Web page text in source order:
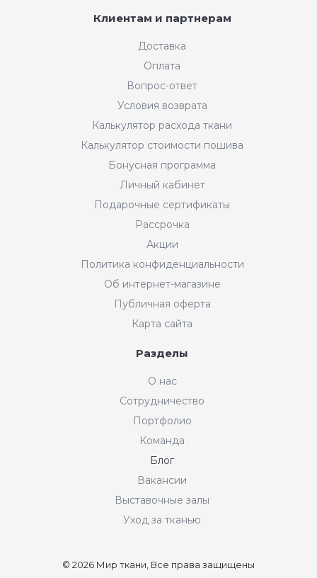
Клиентам и партнерам
Доставка
Оплата
Вопрос-ответ
Условия возврата
Калькулятор расхода ткани
Калькулятор стоимости пошива
Бонусная программа
Личный кабинет
Подарочные сертификаты
Рассрочка
Акции
Политика конфиденциальности
Об интернет-магазине
Публичная оферта
Карта сайта
Разделы
О нас
Сотрудничество
Портфолио
Команда
Блог
Вакансии
Выставочные залы
Уход за тканью
© 2026 Мир ткани, Все права защищены